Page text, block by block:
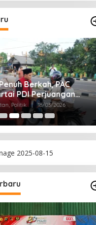
Berkah, PAC
PDI Perjuangan
Politik | 18/03/2026